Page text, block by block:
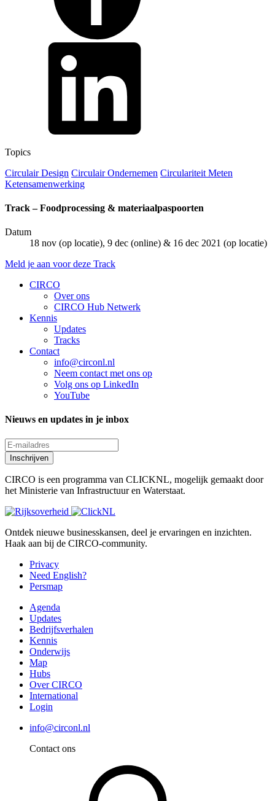
Topics
Circulair Design Circulair Ondernemen Circulariteit Meten
Ketensamenwerking
Track – Foodprocessing & materiaalpaspoorten
Datum
18 nov (op locatie), 9 dec (online) & 16 dec 2021 (op locatie)
Meld je aan voor deze Track
CIRCO
Over ons
CIRCO Hub Netwerk
Kennis
Updates
Tracks
Contact
info@circonl.nl
Neem contact met ons op
Volg ons op LinkedIn
YouTube
Nieuws en updates in je inbox
Inschrijven
CIRCO is een programma van CLICKNL, mogelijk gemaakt door
het Ministerie van Infrastructuur en Waterstaat.
Ontdek nieuwe businesskansen, deel je ervaringen en inzichten.
Haak aan bij de CIRCO-community.
Privacy
Need English?
Persmap
Agenda
Updates
Bedrijfsverhalen
Kennis
Onderwijs
Map
Hubs
Over CIRCO
International
Login
info@circonl.nl
Contact ons